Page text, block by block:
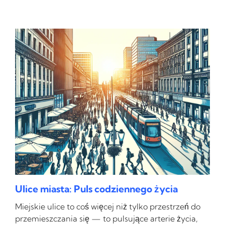
Ulice miasta: Puls codziennego życia
Miejskie ulice to coś więcej niż tylko przestrzeń do
przemieszczania się — to pulsujące arterie życia,